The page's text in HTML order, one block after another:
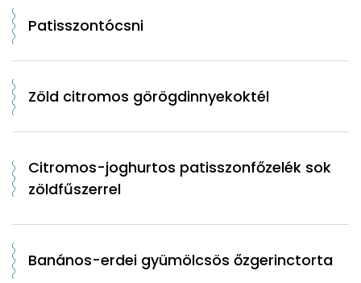
Patisszontócsni
Zöld citromos görögdinnyekoktél
Citromos-joghurtos patisszonfőzelék sok
zöldfűszerrel
Banános-erdei gyümölcsös őzgerinctorta